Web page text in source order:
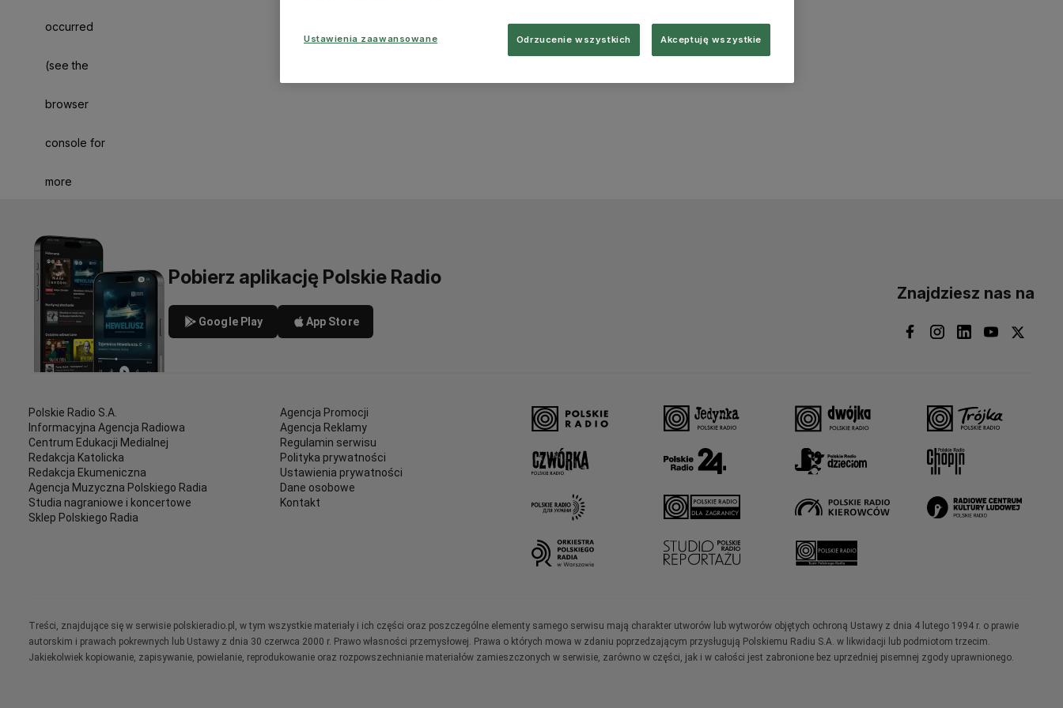
occurred
(see the
browser
console for
more
Pobierz aplikację Polskie Radio
Google Play App Store
Znajdziesz nas na
Polskie Radio S.A.
Informacyjna Agencja Radiowa
Centrum Edukacji Medialnej
Redakcja Katolicka
Redakcja Ekumeniczna
Agencja Muzyczna Polskiego Radia
Studia nagraniowe i koncertowe
Sklep Polskiego Radia
Agencja Promocji
Agencja Reklamy
Regulamin serwisu
Polityka prywatności
Ustawienia prywatności
Dane osobowe
Kontakt
Treści, znajdujące się w serwisie polskieradio.pl, w tym wszystkie materiały i ich części oraz poszczególne elementy samego serwisu mają charakter utworów lub wytworów objętych ochroną Ustawy z dnia 4 lutego 1994 r. o prawie
autorskim i prawach pokrewnych lub Ustawy z dnia 30 czerwca 2000 r. Prawo własności przemysłowej. Prawa o których mowa w zdaniu poprzedzającym przysługują Polskiemu Radiu S.A. w likwidacji lub podmiotom trzecim.
Jakiekolwiek kopiowanie, zapisywanie, powielanie, reprodukowanie oraz rozpowszechnianie materiałów zamieszczonych w serwisie, zarówno w części, jak i w całości jest zabronione bez uprzedniej pisemnej zgody uprawnionego.
Ustawienia zaawansowane Odrzucenie wszystkich Akceptuję wszystkie